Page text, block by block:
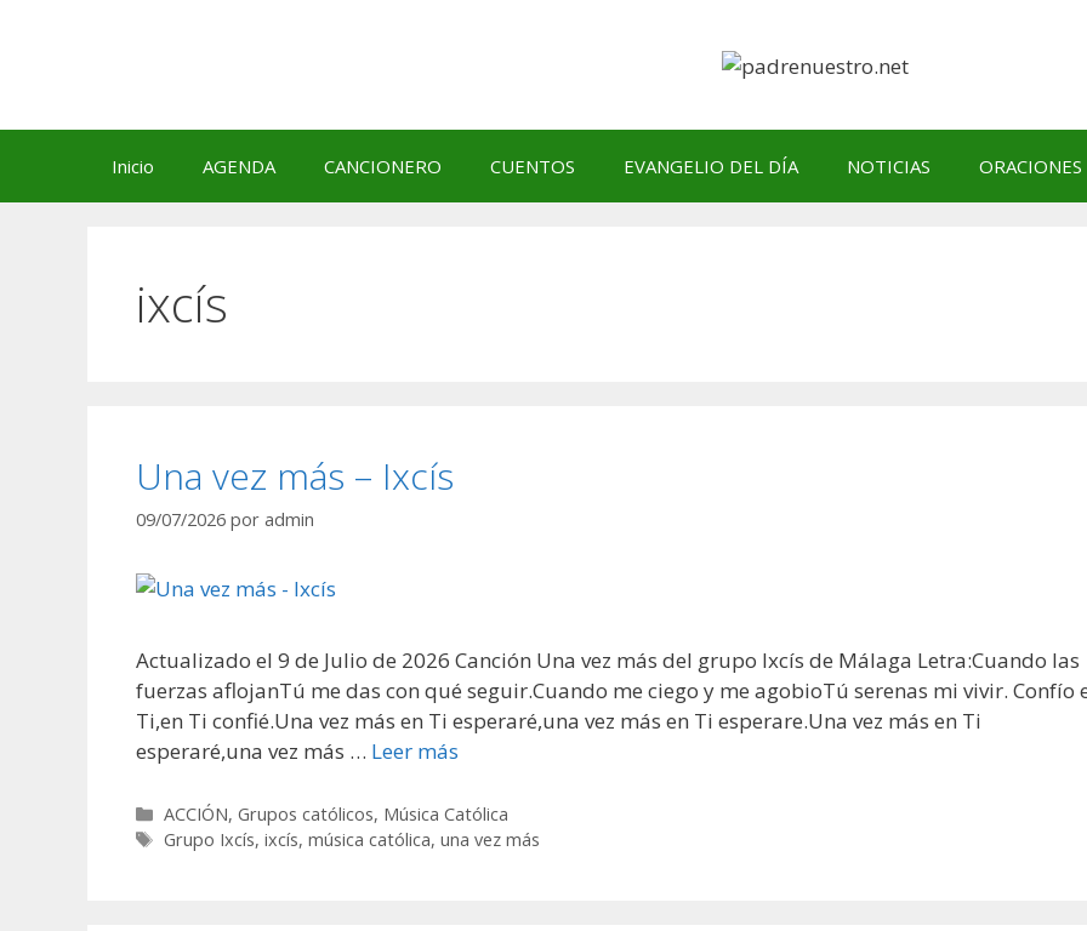
Inicio AGENDA CANCIONERO CUENTOS EVANGELIO DEL DÍA NOTICIAS ORACIONES
ixcís
Una vez más – Ixcís
09/07/2026 por admin
Actualizado el 9 de Julio de 2026 Canción Una vez más del grupo Ixcís de Málaga Letra:Cuando las
fuerzas aflojanTú me das con qué seguir.Cuando me ciego y me agobioTú serenas mi vivir. Confío
Ti,en Ti confié.Una vez más en Ti esperaré,una vez más en Ti esperare.Una vez más en Ti
esperaré,una vez más … Leer más
Categorías
ACCIÓN,Grupos católicos, Música Católica
Etiquetas
Grupo Ixcís,ixcís,música católica,una vez más